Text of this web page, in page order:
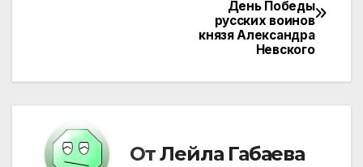
День Победы
русских воинов
князя Александра
Невского
ОтЛейла Габаева